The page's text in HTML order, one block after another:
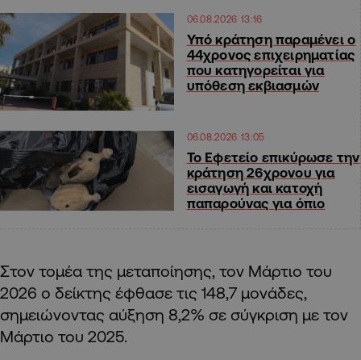
06.08.2026 13:16
Υπό κράτηση παραμένει ο
44χρονος επιχειρηματίας
που κατηγορείται για
υπόθεση εκβιασμών
06.08.2026 13:05
Το Εφετείο επικύρωσε την
κράτηση 26χρονου για
εισαγωγή και κατοχή
παπαρούνας για όπιο
Στον τομέα της μεταποίησης, τον Μάρτιο του
2026 ο δείκτης έφθασε τις 148,7 μονάδες,
σημειώνοντας αύξηση 8,2% σε σύγκριση με τον
Μάρτιο του 2025.